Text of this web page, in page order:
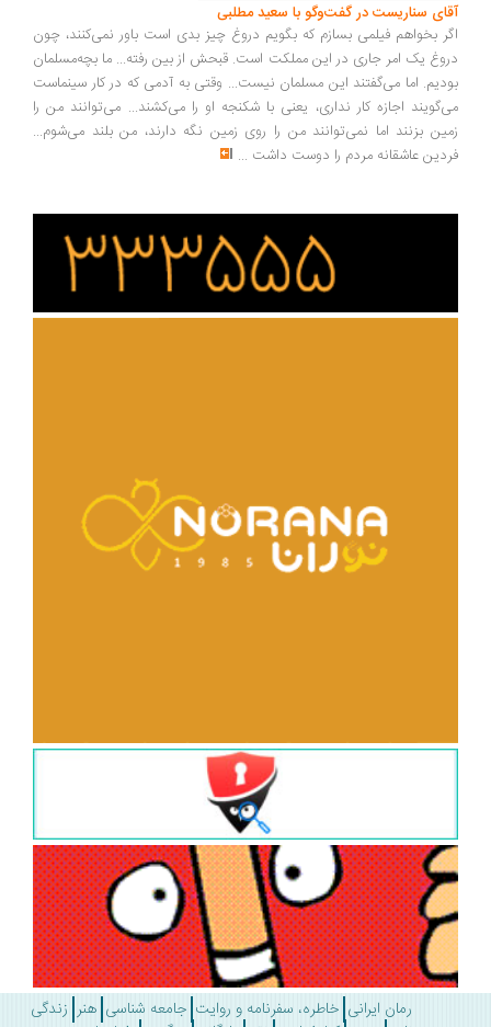
آقای سناریست در گفت‌وگو با سعید مطلبی
اگر بخواهم فیلمی بسازم که بگویم دروغ چیز بدی است باور نمی‌کنند، چون
دروغ یک امر جاری در این مملکت است. قبحش از بین رفته... ما بچه‌مسلمان
بودیم. اما می‌گفتند این مسلمان نیست... وقتی به آدمی که در کار سینماست
می‌گویند اجازه کار نداری، یعنی با شکنجه او را می‌کشند... می‌توانند من را
زمین بزنند اما نمی‌توانند من را روی زمین نگه دارند، من بلند می‌شوم...
فردین عاشقانه مردم را دوست داشت ...
رمان ایرانی خاطره، سفرنامه و روایت جامعه شناسی هنر زندگی